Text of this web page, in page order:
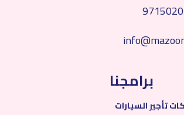
برامجنا
تأجير السيارات